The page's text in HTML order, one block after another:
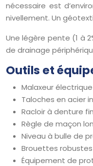
nécessaire est
nivellement. Un
Une légère pente (1 à
de drainage
Outils et
Malaxeur
Taloches en acier
Racloir à denture
Règle de maçon
Niveau à bulle de
Brouettes robustes
Équipement de